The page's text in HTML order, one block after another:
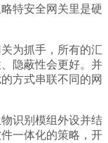
特安全网关里是硬
为抓手，所有的汇
隐蔽性会更好。并
方式串联不同的网
识别模组外设并结
一体化的策略，开